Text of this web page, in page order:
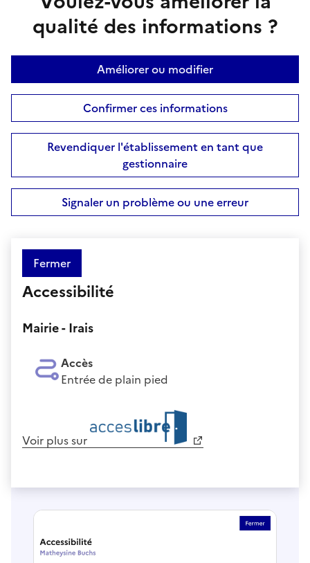
qualité des informations ?
Améliorer ou modifier
Confirmer ces informations
Revendiquer l'établissement en tant que
gestionnaire
Signaler un problème ou une erreur
Fermer
Accessibilité
Mairie - Irais
Accès
Entrée de plain pied
Voir plus sur